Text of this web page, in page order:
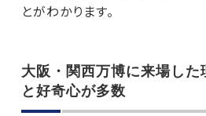
とがわかります。
大阪・関西万博に来場し
と好奇心が多数